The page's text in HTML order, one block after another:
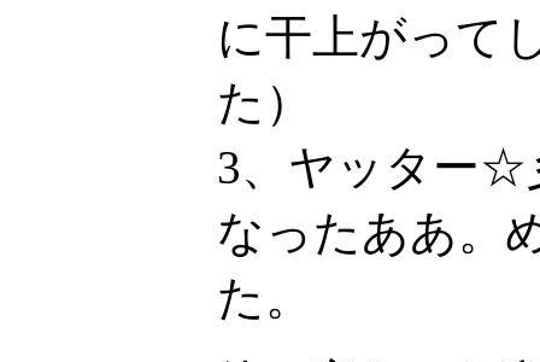
に干上がって
た）
3、ヤッター☆
なったああ。
た。